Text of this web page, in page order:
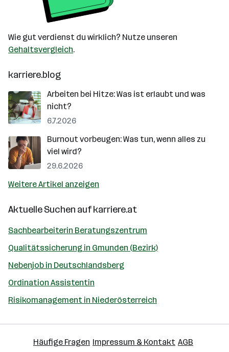
Wie gut verdienst du wirklich? Nutze unseren
Gehaltsvergleich.
karriere.blog
Arbeiten bei Hitze: Was ist erlaubt und was
nicht?
6.7.2026
Burnout vorbeugen: Was tun, wenn alles zu
viel wird?
29.6.2026
Weitere Artikel anzeigen
Aktuelle Suchen aufkarriere.at
Sachbearbeiterin Beratungszentrum
Qualitätssicherung in Gmunden (Bezirk)
Nebenjob in Deutschlandsberg
Ordination Assistentin
Risikomanagement in Niederösterreich
Häufige Fragen Impressum & Kontakt AGB